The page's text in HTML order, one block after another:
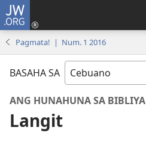
JW.ORG
Pagmata! | Num. 1 2016
BASAHA SA
ANG HUNAHUNA SA BIBLIYA
Langit